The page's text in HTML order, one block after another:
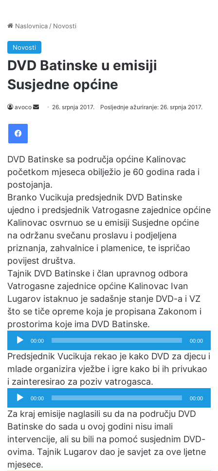
Naslovnica / Novosti
Novosti
DVD Batinske u emisiji
Susjedne općine
avoco
e
m
a
l
26. srpnja 2017. Posljednje ažuriranje: 26. srpnja 2017.
DVD Batinske sa područja općine Kalinovac
početkom mjeseca obilježio je 60 godina rada i
postojanja.
Branko Vucikuja predsjednik DVD Batinske
ujedno i predsjednik Vatrogasne zajednice općine
Kalinovac osvrnuo se u emisiji Susjedne općine
na održanu svečanu proslavu i podjeljena
priznanja, zahvalnice i plamenice, te ispričao
povijest društva.
Tajnik DVD Batinske i član upravnog odbora
Vatrogasne zajednice općine Kalinovac Ivan
Lugarov istaknuo je sadašnje stanje DVD-a i VZ
što se tiče opreme koja je propisana Zakonom i
prostorima koje ima DVD Batinske.
Reproduktor
audiozapisa
00:00 00:00
Predsjednik Vucikuja rekao je kako DVD za djecu i
mlade organizira vježbe i igre kako bi ih privukao
i zainteresirao za poziv vatrogasca.
Reproduktor
audiozapisa
00:00 00:00
Za kraj emisije naglasili su da na području DVD
Batinske do sada u ovoj godini nisu imali
intervencije, ali su bili na pomoć susjednim DVD-
ovima. Tajnik Lugarov dao je savjet za ove ljetne
mjesece.